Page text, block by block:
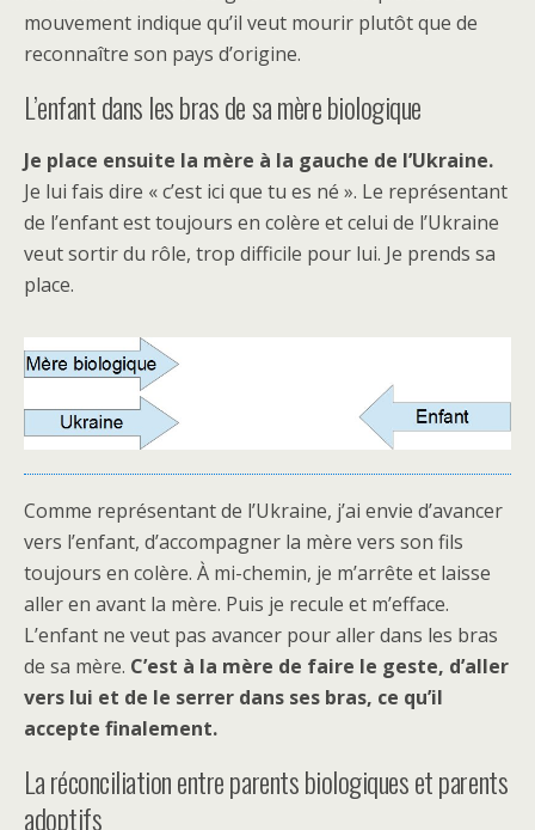
mouvement indique qu’il veut mourir plutôt que de
reconnaître son pays d’origine.
L’enfant dans les bras de sa mère biologique
Je place ensuite la mère à la gauche de l’Ukraine.
Je lui fais dire « c’est ici que tu es né ». Le représentant
de l’enfant est toujours en colère et celui de l’Ukraine
veut sortir du rôle, trop difficile pour lui. Je prends sa
place.
Comme représentant de l’Ukraine, j’ai envie d’avancer
vers l’enfant, d’accompagner la mère vers son fils
toujours en colère. À mi-chemin, je m’arrête et laisse
aller en avant la mère. Puis je recule et m’efface.
L’enfant ne veut pas avancer pour aller dans les bras
de sa mère. C’est à la mère de faire le geste, d’aller
vers lui et de le serrer dans ses bras, ce qu’il
accepte finalement.
La réconciliation entre parents biologiques et parents
adoptifs